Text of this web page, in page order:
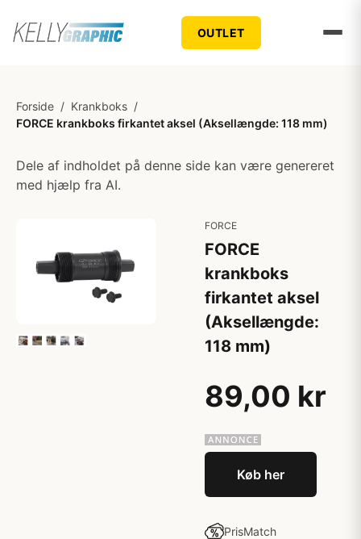
OUTLET
Forside / Krankboks /
FORCE krankboks firkantet aksel (Aksellængde: 118 mm)
Dele af indholdet på denne side kan være genereret
med hjælp fra AI.
FORCE
FORCE
krankboks
firkantet aksel
(Aksellængde:
118 mm)
89,00 kr
Køb her
PrisMatch